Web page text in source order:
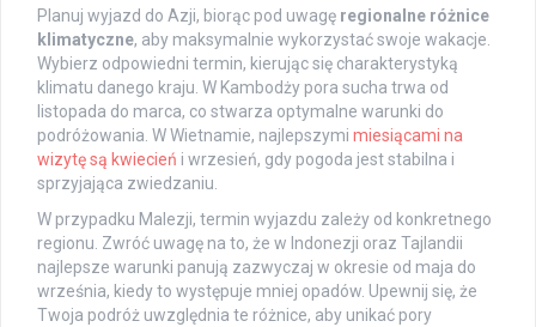
Planuj wyjazd do Azji, biorąc pod uwagę regionalne różnice
klimatyczne, aby maksymalnie wykorzystać swoje wakacje.
Wybierz odpowiedni termin, kierując się charakterystyką
klimatu danego kraju. W Kambodży pora sucha trwa od
listopada do marca, co stwarza optymalne warunki do
podróżowania. W Wietnamie, najlepszymi miesiącami na
wizytę są kwiecień i wrzesień, gdy pogoda jest stabilna i
sprzyjająca zwiedzaniu.
W przypadku Malezji, termin wyjazdu zależy od konkretnego
regionu. Zwróć uwagę na to, że w Indonezji oraz Tajlandii
najlepsze warunki panują zazwyczaj w okresie od maja do
września, kiedy to występuje mniej opadów. Upewnij się, że
Twoja podróż uwzględnia te różnice, aby unikać pory